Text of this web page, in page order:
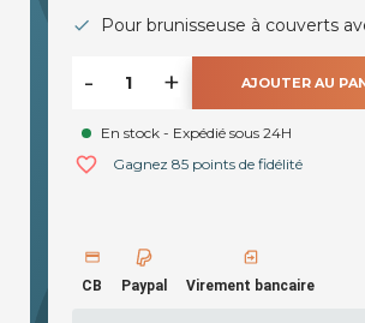
Pour brunisseuse à couverts
- + AJOUTER AU
En stock - Expédié sous 24H
favorite_border Gagnez 85 points de fidélité
CB Paypal Virement bancaire